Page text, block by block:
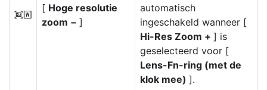
J
[ Hoge resolutie
zoom − ]
automatisch
ingeschakeld wanneer [
Hi-Res Zoom + ] is
geselecteerd voor [
Lens-Fn-ring (met de
klok mee) ].